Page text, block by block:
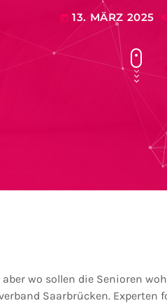
today 13. MÄRZ 2025
wo sollen die Senioren
Saarbrücken.